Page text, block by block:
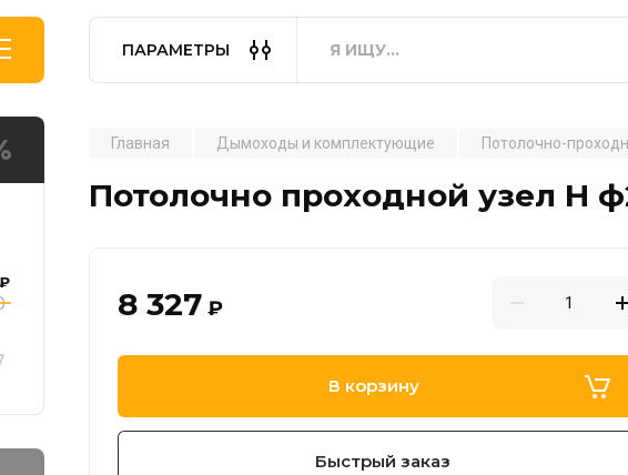
ПАРАМЕТРЫ
₽
Главная Дымоходы и комплектующие Потолочно-
Потолочно проходной узел Н
8 327 ₽
В корзину
Быстрый заказ